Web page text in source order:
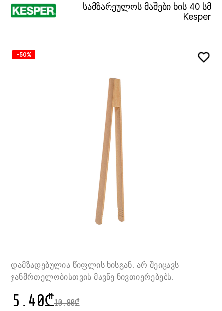
სამზარეულოს მაშები ხის 40 სმ
Kesper
-50%
დამზადებულია წიფლის ხისგან. არ შეიცავს
ჯანმრთელობისთვის მავნე ნივთიერებებს.
10.80₾
5.40₾